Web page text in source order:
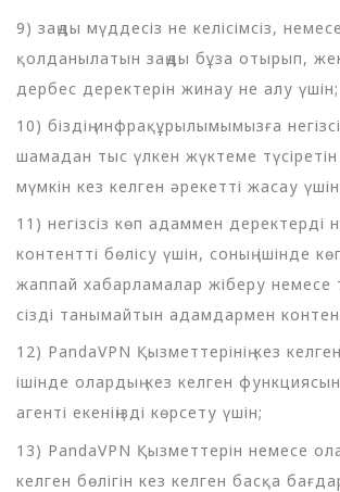
9) заңды мүддесіз не келісімсіз, немесе
қолданылатын заңды бұза отырып,
дербес деректерін жинау не алу үшін;
10) біздің инфрақұрылымымызға
шамадан тыс үлкен жүктеме түсіретін
мүмкін кез келген әрекетті жасау
11) негізсіз көп адаммен деректерді
контентті бөлісу үшін, соның ішінде
жаппай хабарламалар жіберу немесе
сізді танымайтын адамдармен
12) PandaVPN Қызметтерінің кез
ішінде олардың кез келген
агенті екеніңізді көрсету үшін;
13) PandaVPN Қызметтерін немесе
келген бөлігін кез келген басқа